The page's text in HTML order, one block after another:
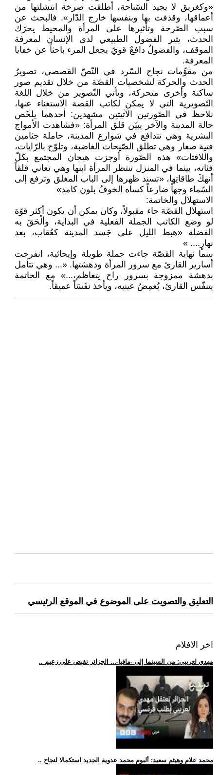
«وكغريق لا يجيد السّباحة، أطلقت صرخة انتشلتها من
أعماقها، وقذفت بها وبنفسها خارج الدّار». فالبحث عن
سبب الصّرخة وتأثيرها على المرأة والمحيط يحرّك
الحدث، يثير الفضول الطبيعي لدى الإنسان لمعرفة
الموقف، والفضولُ دافعٌ قويّ يجعل المرء باحثاً عن خفايا
المعرفة.
من مقوِّمات نجاح السّرد في النّصّ القصصي، تصويرُ
الحدث والحركة لشخصيات القصّة من خلال تقديم صور
ساكنة وأخرى متحركة، ويأتي التّصوير من خلال اللغة
التّصويرية التي لا يمكن لكاتب القصة الاستغناء عنها،
نلاحظ في الصّورتين الآتيتين مشهدين: أحدهما يلخّص
حالة المدينة والآخر يبيّن قلق المرأة: «فشاهدت الأمواج
البشرية وهي تتدافع في شوارع المدينة، حاملة جثامين
فتية صغار وهي تطلق الصّيحات الغاضبة، وتلوّح بالرّايات،
واللافتات» هذه الصّورة أوجزت هيجان المجتمع بكلّ
فئاته، بينما في المنزل تنتظر المرأة ابنها وهي تعاني قلقاً
أنهكَ طاقاتِها، «تسند ظهرها إلى الباب المغلق وترفع إلى
السّماء وجهاً ضارعاً كساه الخوفُ بلون كامد»
الاستهلال والخاتمة:
استهلال القصّة جاء مقبولاً، وكان يمكن أن يكون أكثر قوّة
لو وضع الكاتب الجملة الفعلية في البداية، وألْحَقَ به
الفضلة «هبط الليل على جَسد المدينة كعُقاب، بعد
نهارٍ.... »
بينما نهاية القصّة جاءت جملة طويلة وإيحائية، انفرجت
أسارير القارئ مع سرور المرأة ودهشتها. «... وهي تتأمل
بدهشة ممزوجة بسرور راح يتعاظم،...» مع الخاتمة
يتنفّس القارئ، يُغمِضُ عينيه، ويأخذ نفَسَاً عميقاً.
التعليق والتصويت على الموضوع في الموقع الرئيسي
اخر الافلام
.. مهدي لعريبي: من السينما إلى -مافيا-... الجزائر تقبض على زعيم
.. محمد علام وهيثم سعيد: ألبوم محمد عدوية الجديد استكمالا لنجاح